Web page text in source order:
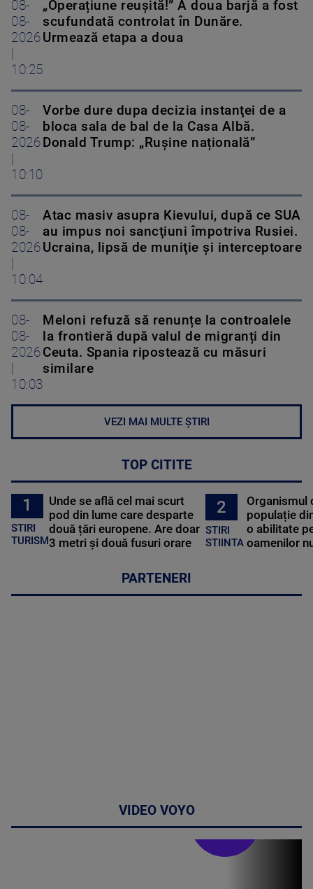
08-
08-
2026
10:25
„Operațiune reușită!” A doua barjă a fost
scufundată controlat în Dunăre.
Urmează etapa a doua
08-
08-
2026
10:10
Vorbe dure dupa decizia instanţei de a
bloca sala de bal de la Casa Albă.
Donald Trump: „Rușine națională”
08-
08-
2026
10:04
Atac masiv asupra Kievului, după ce SUA
au impus noi sancţiuni împotriva Rusiei.
Ucraina, lipsă de muniţie şi interceptoare
08-
08-
2026
10:03
Meloni refuză să renunțe la controalele
la frontieră după valul de migranți din
Ceuta. Spania ripostează cu măsuri
similare
VEZI MAI MULTE ȘTIRI
TOP CITITE
1
STIRI
TURISM
Unde se află cel mai scurt
pod din lume care desparte
două țări europene. Are doar
3 metri și două fusuri orare
2
STIRI
STIINTA
Organismul
populație
o abilitate
oamenilor
PARTENERI
VIDEO VOYO